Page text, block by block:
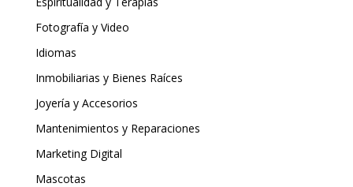
Fotografía y Video
Idiomas
Inmobiliarias y Bienes Raíces
Joyería y Accesorios
Mantenimientos y Reparaciones
Marketing Digital
Mascotas